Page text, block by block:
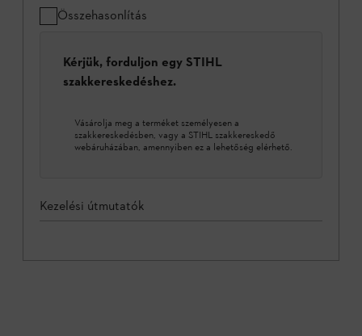
Összehasonlítás
Kérjük, forduljon egy STIHL
szakkereskedéshez.
Vásárolja meg a terméket személyesen a
szakkereskedésben, vagy a STIHL szakkereskedő
webáruházában, amennyiben ez a lehetőség elérhető.
Kezelési útmutatók